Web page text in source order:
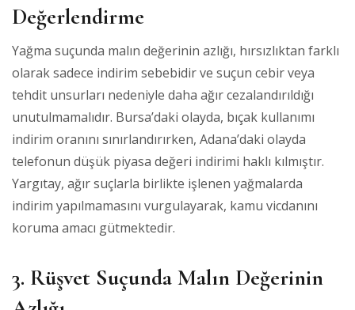
Değerlendirme
Yağma suçunda malın değerinin azlığı, hırsızlıktan farklı
olarak sadece indirim sebebidir ve suçun cebir veya
tehdit unsurları nedeniyle daha ağır cezalandırıldığı
unutulmamalıdır. Bursa’daki olayda, bıçak kullanımı
indirim oranını sınırlandırırken, Adana’daki olayda
telefonun düşük piyasa değeri indirimi haklı kılmıştır.
Yargıtay, ağır suçlarla birlikte işlenen yağmalarda
indirim yapılmamasını vurgulayarak, kamu vicdanını
koruma amacı gütmektedir.
3. Rüşvet Suçunda Malın Değerinin